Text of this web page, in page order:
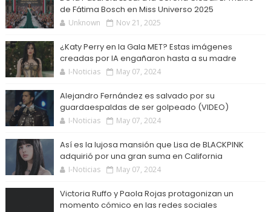
de Fátima Bosch en Miss Universo 2025
Unknown Nov 21, 2025
¿Katy Perry en la Gala MET? Estas imágenes
creadas por IA engañaron hasta a su madre
I-Noticias May 07, 2024
Alejandro Fernández es salvado por su
guardaespaldas de ser golpeado (VIDEO)
I-Noticias May 07, 2024
Así es la lujosa mansión que Lisa de BLACKPINK
adquirió por una gran suma en California
I-Noticias May 07, 2024
Victoria Ruffo y Paola Rojas protagonizan un
momento cómico en las redes sociales